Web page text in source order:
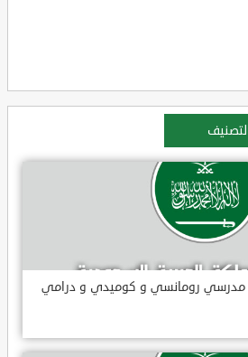
مدرسي رومانسي و كوميدي و درامي